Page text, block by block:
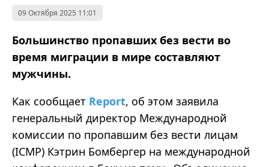
09 Октября 2025 11:01
Большинство пропавших без вести во
время миграции в мире составляют
мужчины.
Как сообщает Report, об этом заявила
генеральный директор Международной
комиссии по пропавшим без вести лицам
(ICMP) Кэтрин Бомбергер на международной